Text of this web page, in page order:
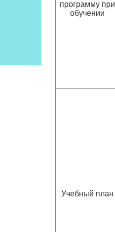
программу при
обучении
Учебный план